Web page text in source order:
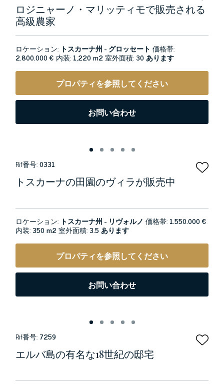
ロジニャーノ・マリッティモで販売される
高級農家
ロケーション: トスカーナ州 - グロッセート 価格帯:
2.800.000 € 内装: 1,220 m2室外面積:30 あります
プロパティを参照してください
お問い合わせ
Rif番号:0331
トスカーナの田園のヴィラが販売中
ロケーション: トスカーナ州 - リヴォルノ 価格帯: 1.550.000 €
内装:350 m2室外面積:3.5 あります
プロパティを参照してください
お問い合わせ
Rif番号: 7259
エルバ島の有名な18世紀の邸宅